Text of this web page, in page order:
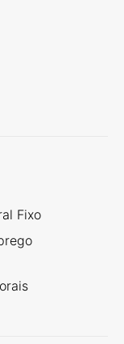
Fixo